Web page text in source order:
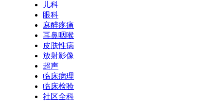
儿科
眼科
麻醉疼痛
耳鼻咽喉
皮肤性病
放射影像
超声
临床病理
临床检验
社区全科